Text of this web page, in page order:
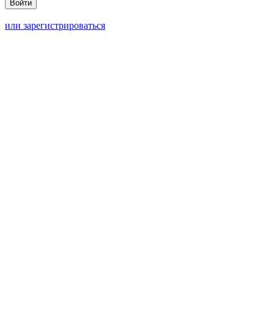
или зарегистрироваться